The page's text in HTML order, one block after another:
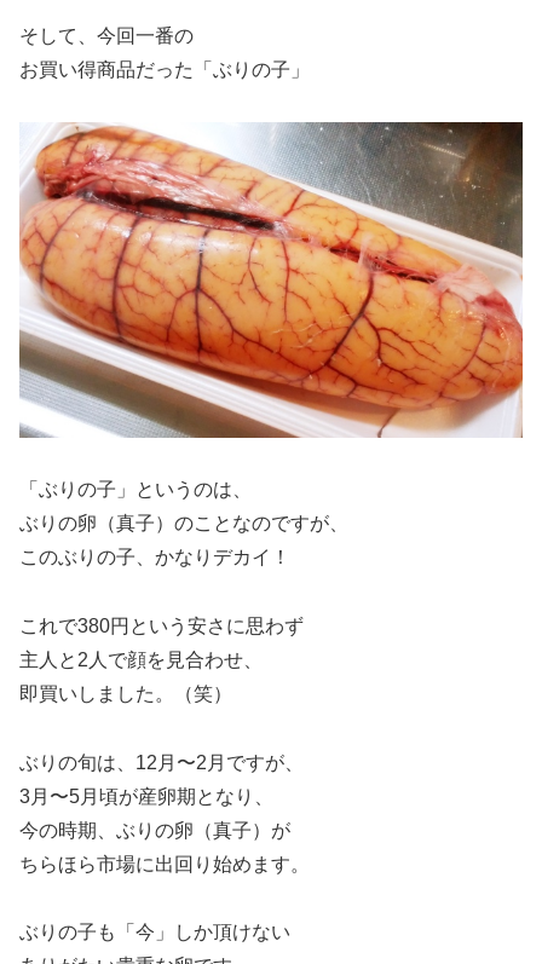
そして、今回一番の
お買い得商品だった「ぶりの子」
「ぶりの子」というのは、
ぶりの卵（真子）のことなのですが、
このぶりの子、かなりデカイ！
これで380円という安さに思わず
主人と2人で顔を見合わせ、
即買いしました。（笑）
ぶりの旬は、12月〜2月ですが、
3月〜5月頃が産卵期となり、
今の時期、ぶりの卵（真子）が
ちらほら市場に出回り始めます。
ぶりの子も「今」しか頂けない